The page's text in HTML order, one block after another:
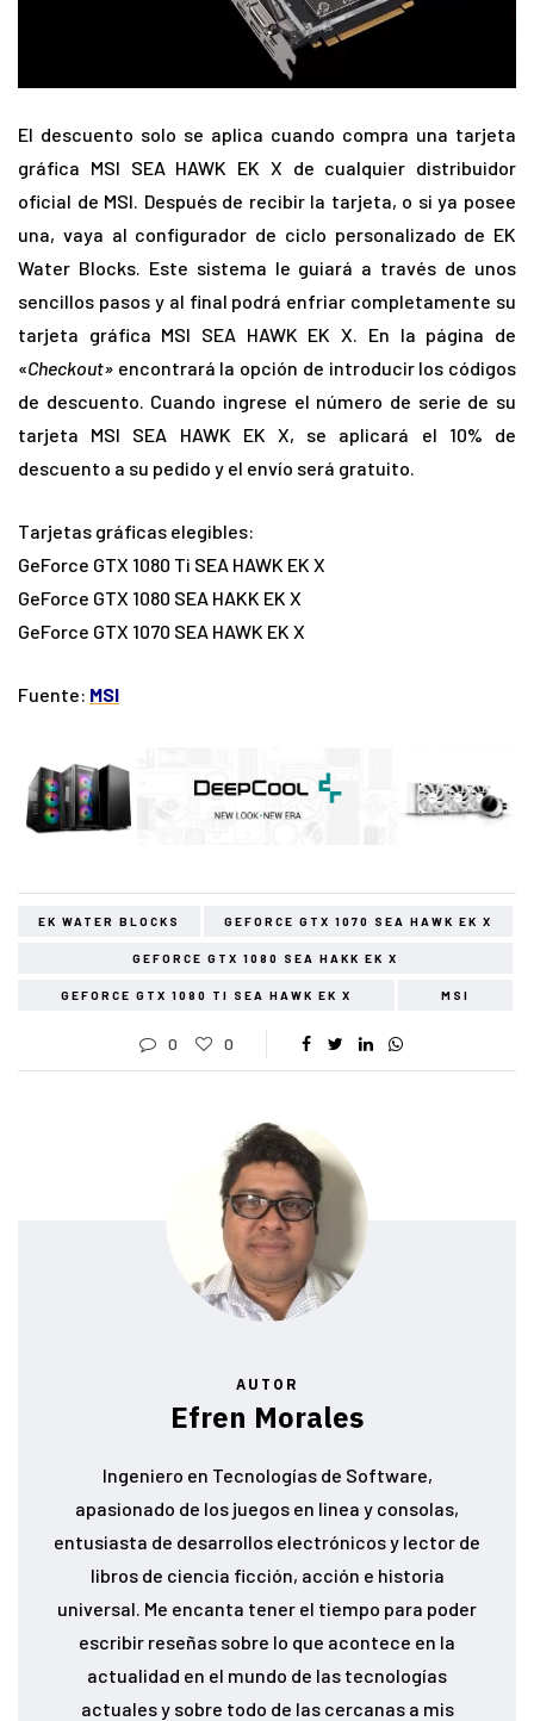
El descuento solo se aplica cuando compra una tarjeta
gráfica MSI SEA HAWK EK X de cualquier distribuidor
oficial de MSI. Después de recibir la tarjeta, o si ya posee
una, vaya al configurador de ciclo personalizado de EK
Water Blocks. Este sistema le guiará a través de unos
sencillos pasos y al final podrá enfriar completamente su
tarjeta gráfica MSI SEA HAWK EK X. En la página de
«Checkout» encontrará la opción de introducir los códigos
de descuento. Cuando ingrese el número de serie de su
tarjeta MSI SEA HAWK EK X, se aplicará el 10% de
descuento a su pedido y el envío será gratuito.
Tarjetas gráficas elegibles:
GeForce GTX 1080 Ti SEA HAWK EK X
GeForce GTX 1080 SEA HAKK EK X
GeForce GTX 1070 SEA HAWK EK X
Fuente: MSI
EK WATER BLOCKS GEFORCE GTX 1070 SEA HAWK EK X
GEFORCE GTX 1080 SEA HAKK EK X
GEFORCE GTX 1080 TI SEA HAWK EK X MSI
0 0
AUTOR
Efren Morales
Ingeniero en Tecnologías de Software,
apasionado de los juegos en linea y consolas,
entusiasta de desarrollos electrónicos y lector de
libros de ciencia ficción, acción e historia
universal. Me encanta tener el tiempo para poder
escribir reseñas sobre lo que acontece en la
actualidad en el mundo de las tecnologías
actuales y sobre todo de las cercanas a mis